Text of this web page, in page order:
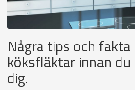
Några tips och fakta
köksfläktar innan
dig.